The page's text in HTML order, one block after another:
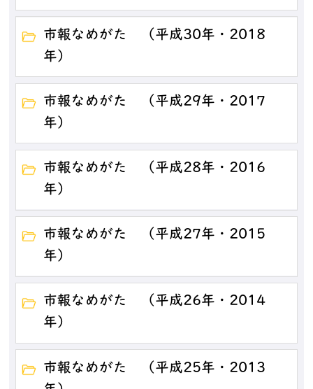
市報なめがた （平成30年・2018
年）
市報なめがた （平成29年・2017
年）
市報なめがた （平成28年・2016
年）
市報なめがた （平成27年・2015
年）
市報なめがた （平成26年・2014
年）
市報なめがた （平成25年・2013